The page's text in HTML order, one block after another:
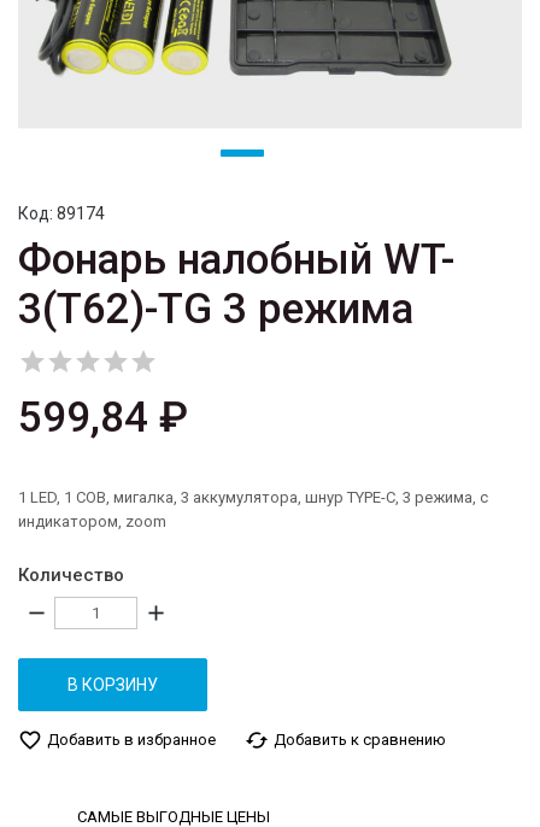
Код: 89174
Фонарь налобный WT-
3(T62)-TG 3 режима

599,84 ₽
1 LED, 1 COB, мигалка, 3 аккумулятора, шнур TYPE-C, 3 режима, с
индикатором, zoom
Количество
remove add
В КОРЗИНУ
favorite_border Добавить в избранное cached Добавить к сравнению
САМЫЕ ВЫГОДНЫЕ ЦЕНЫ